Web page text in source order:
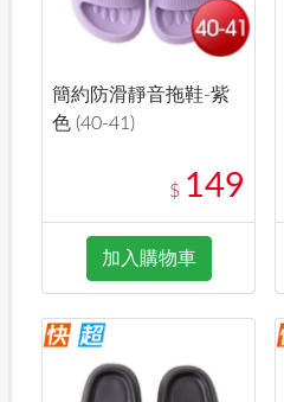
簡約防滑靜音拖鞋-紫
色 (40-41)
$ 149
加入購物車